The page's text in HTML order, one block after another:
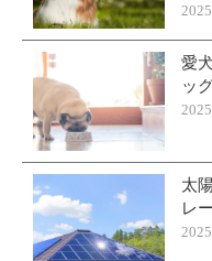
愛
ッ
太
レ